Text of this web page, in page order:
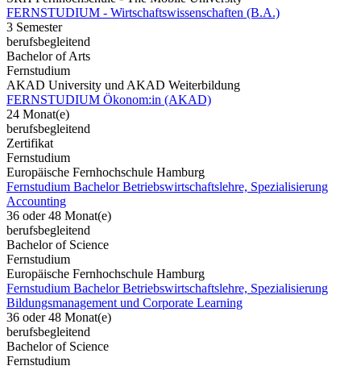
FERNSTUDIUM - Wirtschaftswissenschaften (B.A.)
3 Semester
berufsbegleitend
Bachelor of Arts
Fernstudium
AKAD University und AKAD Weiterbildung
FERNSTUDIUM Ökonom:in (AKAD)
24 Monat(e)
berufsbegleitend
Zertifikat
Fernstudium
Europäische Fernhochschule Hamburg
Fernstudium Bachelor Betriebswirtschaftslehre, Spezialisierung
Accounting
36 oder 48 Monat(e)
berufsbegleitend
Bachelor of Science
Fernstudium
Europäische Fernhochschule Hamburg
Fernstudium Bachelor Betriebswirtschaftslehre, Spezialisierung
Bildungsmanagement und Corporate Learning
36 oder 48 Monat(e)
berufsbegleitend
Bachelor of Science
Fernstudium